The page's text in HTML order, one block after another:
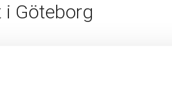
Göteborg
vi kunnat lägga till denna bland våra